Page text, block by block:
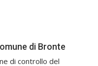
di Bronte
di controllo del